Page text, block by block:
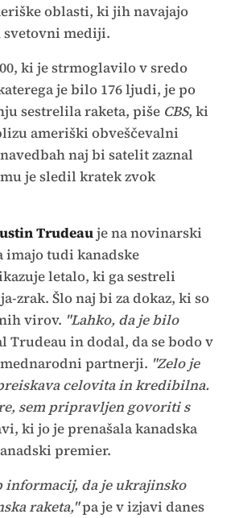
oblasti, ki jih navajajo
mediji.
ki je strmoglavilo v sredo
je bilo 176 ljudi, je po
sestrelila raketa, piše CBS, ki
ameriški obveščevalni
naj bi satelit zaznal
je sledil kratek zvok
Trudeauje na novinarski
imajo tudi kanadske
letalo, ki ga sestreli
zrak. Šlo naj bi za dokaz, ki so
virov. "Lahko, da je bilo
Trudeau in dodal, da se bodo v
partnerji. "Zelo je
celovita in kredibilna.
sem pripravljen govoriti s
ki jo je prenašala kanadska
premier.
informacij, da je ukrajinsko
raketa,"pa je v izjavi danes